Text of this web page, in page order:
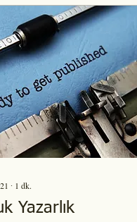
∙ 1 dk.
Yazarlık